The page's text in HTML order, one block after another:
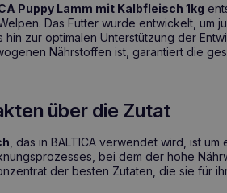
Puppy Lamm mit Kalbfleisch 1kg
Das Futter wurde entwickelt, um
hin zur optimalen Unterstützung der
Nährstoffen ist, garantiert die
über die Zutat
, das in BALTICA verwendet wird, ist
bei dem der hohe
der besten Zutaten, die sie für